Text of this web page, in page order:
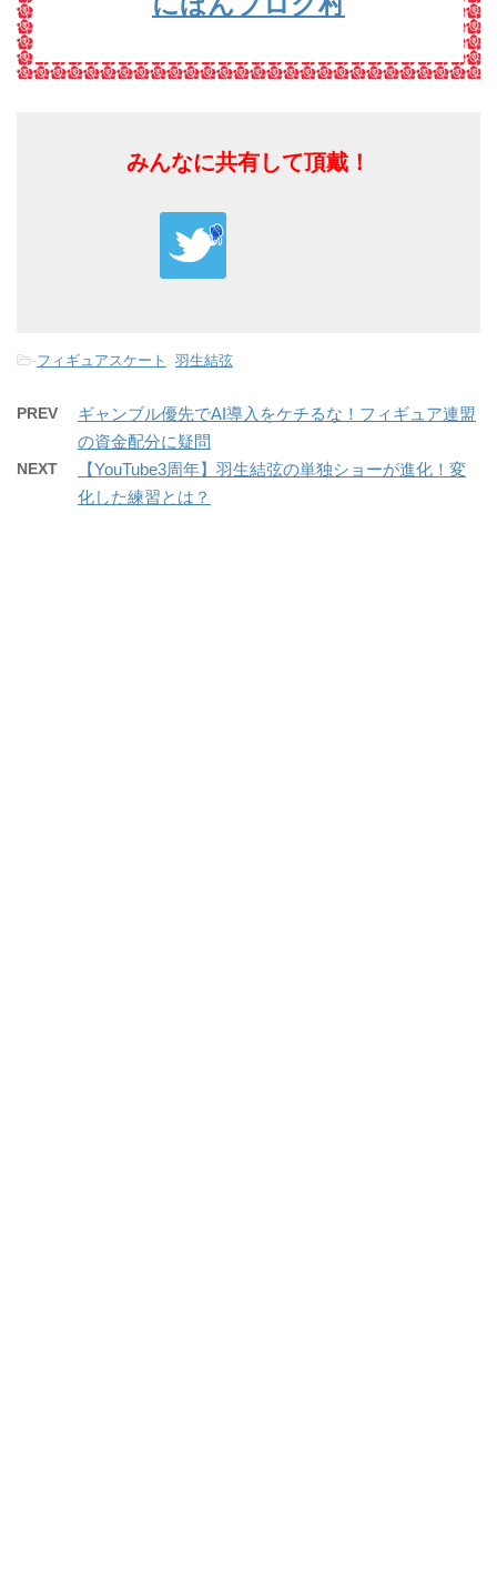
みんなに共有して頂戴！
-フィギュアスケート 羽生結弦
PREV
ギャンブル優先でAI導入をケチるな！フィギュア連盟
の資金配分に疑問
NEXT
【YouTube3周年】羽生結弦の単独ショーが進化！変
化した練習とは？